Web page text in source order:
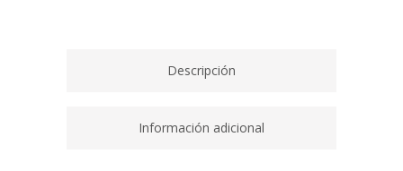
Descripción
Información adicional